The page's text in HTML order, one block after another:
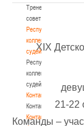
Тренерский
совет
Республиканская
коллегия
судей
Республиканская
коллегия
судей
Контакты
Контакты
Контакты
ХIX
21-22
Команды –